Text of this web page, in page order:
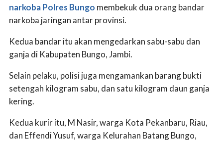
narkobaPolres Bungo membekuk dua orang bandar
narkoba jaringan antar provinsi.
Kedua bandar itu akan mengedarkan sabu-sabu dan
ganja di Kabupaten Bungo, Jambi.
Selain pelaku, polisi juga mengamankan barang bukti
setengah kilogram sabu, dan satu kilogram daun ganja
kering.
Kedua kurir itu, M Nasir, warga Kota Pekanbaru, Riau,
dan Effendi Yusuf, warga Kelurahan Batang Bungo,